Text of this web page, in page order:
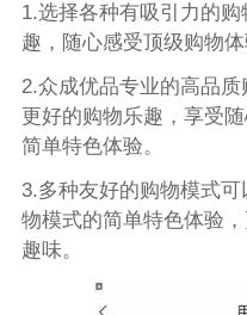
1.选择各种有吸引力的
趣，随心感受顶级购物体
2.众成优品专业的高品
更好的购物乐趣，享受
简单特色体验。
3.多种友好的购物模式
物模式的简单特色体验
趣味。